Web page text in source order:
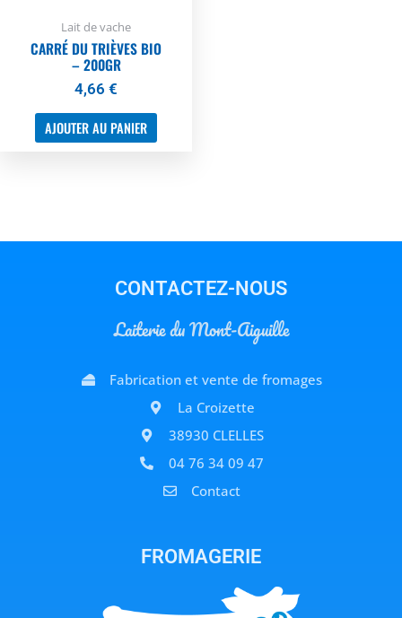
Lait de vache
CARRÉ DU TRIÈVES BIO
– 200GR
4,66 €
AJOUTER AU PANIER
CONTACTEZ-NOUS
Laiterie du Mont-Aiguille
Fabrication et vente de fromages
La Croizette
38930 CLELLES
04 76 34 09 47
Contact
FROMAGERIE